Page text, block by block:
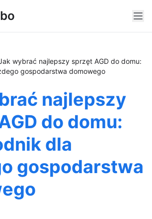
wybrać najlepszy sprzęt AGD do domu:
gospodarstwa domowego
najlepszy
do domu:
dla
gospodarstwa